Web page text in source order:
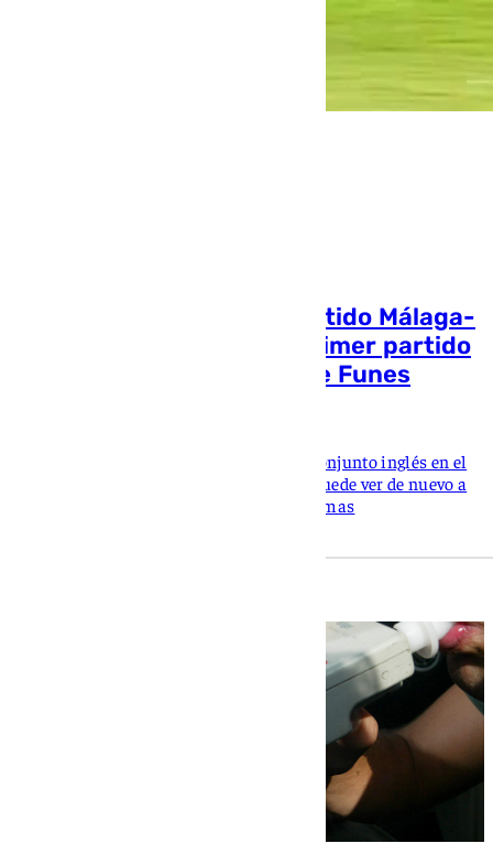
Vuelve a ver íntegro el partido Málaga-
Leicester: así ha sido el primer partido
de pretemporada de los de Funes
Los blanquiazules se han enfrentado al conjunto inglés en el
Banús Football Center y el encuentro se puede ver de nuevo a
través de 101TV en sus diferentes plataformas